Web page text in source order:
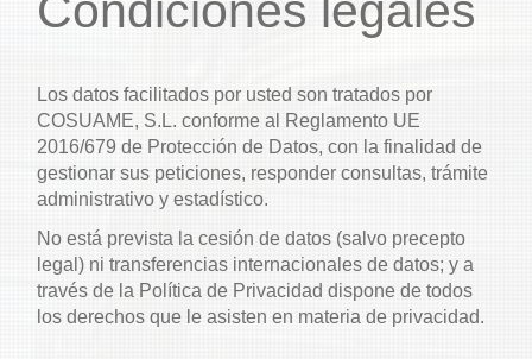
Los datos facilitados por usted son tratados por
COSUAME, S.L. conforme al Reglamento UE
2016/679 de Protección de Datos, con la finalidad de
gestionar sus peticiones, responder consultas, trámite
administrativo y estadístico.
No está prevista la cesión de datos (salvo precepto
legal) ni transferencias internacionales de datos; y a
través de la Política de Privacidad dispone de todos
los derechos que le asisten en materia de privacidad.